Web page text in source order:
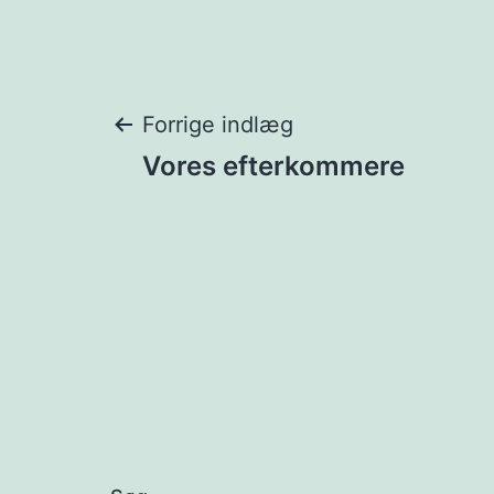
Forrige indlæg
Vores efterkommere